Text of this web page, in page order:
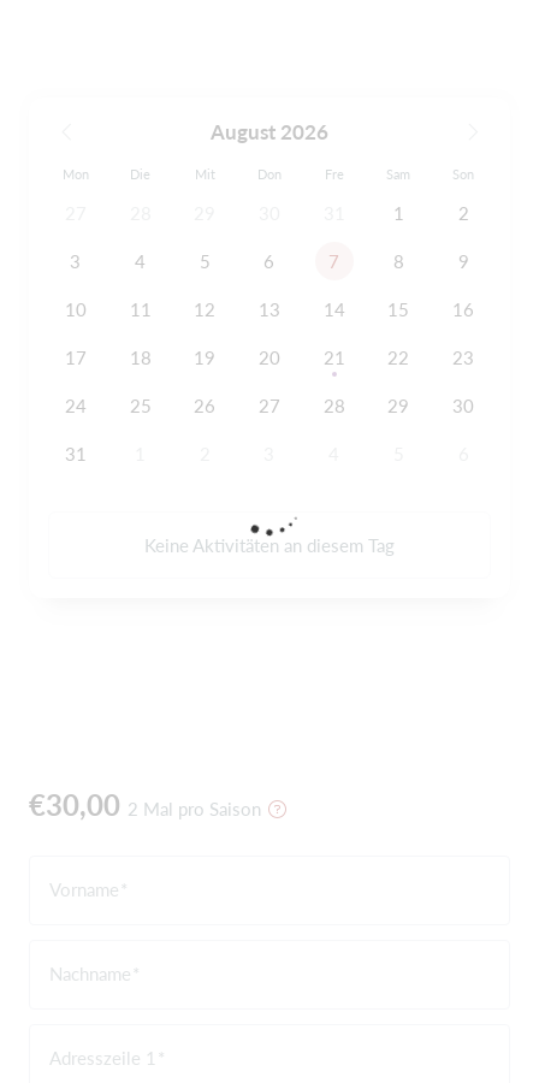
August 2026
Mon Die Mit Don Fre Sam Son
1 2
3 4 5 6 7 8 9
10 11 12 13 14 15 16
17 18 19 20 21 22 23
24 25 26 27 28 29 30
31
Keine Aktivitäten an diesem Tag
€30,00 2 Mal pro Saison
Vorname
Nachname
Adresszeile 1